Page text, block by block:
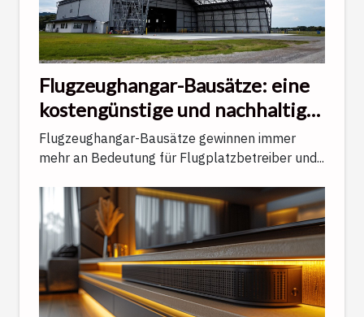
Flugzeughangar-Bausätze: eine
kostengünstige und nachhaltige
Lösung
Flugzeughangar-Bausätze gewinnen immer
mehr an Bedeutung für Flugplatzbetreiber und...